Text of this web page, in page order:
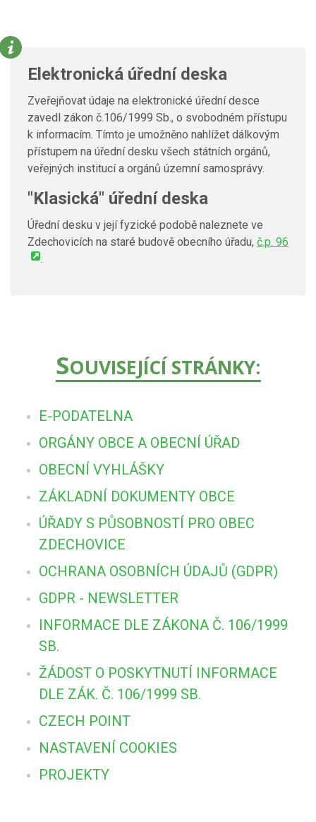
Elektronická úřední deska
Zveřejňovat údaje na elektronické úřední desce
zavedl zákon č.106/1999 Sb., o svobodném přístupu
k informacím. Tímto je umožněno nahlížet dálkovým
přístupem na úřední desku všech státních orgánů,
veřejných institucí a orgánů územní samosprávy.
"Klasická" úřední deska
Úřední desku v její fyzické podobě naleznete ve
Zdechovicích na staré budově obecního úřadu, č.p. 96
.
SOUVISEJÍCÍ STRÁNKY:
E-PODATELNA
ORGÁNY OBCE A OBECNÍ ÚŘAD
OBECNÍ VYHLÁŠKY
ZÁKLADNÍ DOKUMENTY OBCE
ÚŘADY S PŮSOBNOSTÍ PRO OBEC
ZDECHOVICE
OCHRANA OSOBNÍCH ÚDAJŮ (GDPR)
GDPR - NEWSLETTER
INFORMACE DLE ZÁKONA Č. 106/1999
SB.
ŽÁDOST O POSKYTNUTÍ INFORMACE
DLE ZÁK. Č. 106/1999 SB.
CZECH POINT
NASTAVENÍ COOKIES
PROJEKTY